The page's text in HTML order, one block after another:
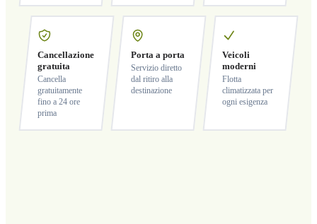
Cancellazione
gratuita
Cancella
gratuitamente
fino a 24 ore
prima
Porta a porta
Servizio diretto
dal ritiro alla
destinazione
Veicoli
moderni
Flotta
climatizzata per
ogni esigenza